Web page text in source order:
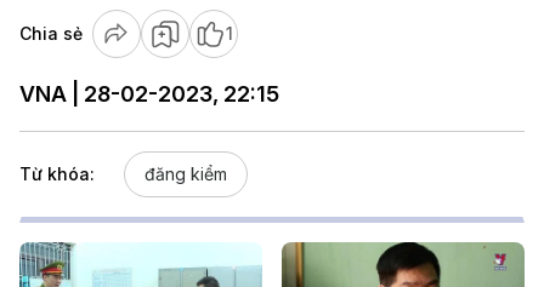
Chia sẻ 1
VNA | 28-02-2023, 22:15
Từ khóa: đăng kiểm